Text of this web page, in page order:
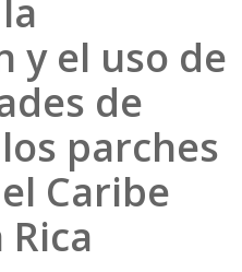
y el uso de
de
parches
Caribe